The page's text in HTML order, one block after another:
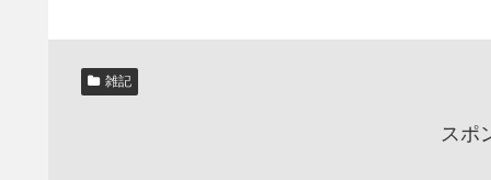
雑記
スポ